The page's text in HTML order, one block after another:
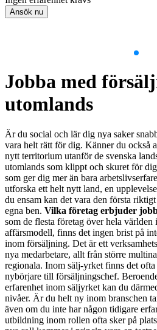
Ansök nu
1
of
Jobba med
utomlands
Är du social och lär dig nya saker
vara helt rätt för dig. Känner du också
nytt territorium utanför de svenska
utomlands som klippt och skuret för
som ger dig mer än bara
utforska ett helt nytt land, en
du ensam kan det vara den första
egna ben. Vilka företag erbjuder
som de flesta företag över hela världen
affärsmodell, finns det ingen brist på
inom försäljning. Det är ett
nya medarbetare, allt från större
regionala. Inom sälj-yrket finns det
nybörjare till försäljningschef.
erfarenhet inom säljyrket kan du
nivåer. Är du helt ny inom branschen
även om du inte har någon tidigare
utbildning inom rollen ofta sker på